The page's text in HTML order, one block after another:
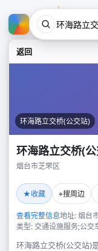
返回
环海路立交桥(公交站)
环海路立交桥(
烟台市芝罘区
★收藏 ⌖搜周边
查看完整信息地址: 烟台
类型: 交通设施服务;公交
环海路立交桥(公交站)